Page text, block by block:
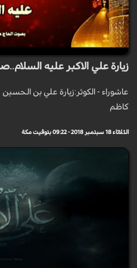
زيارة علي الاكبر عليه
عاشوراء - الكوثر:زيارة علي بن
كاظم
الثلاثاء 18 سبتمبر 2018 - 09:22 بتوقيت مكة